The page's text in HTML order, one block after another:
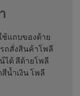
ช้แถบของด้าย
ถสั่งสินค้าโพลี
ได้ สีด้ายโพลี
น้ำเงิน โพลี